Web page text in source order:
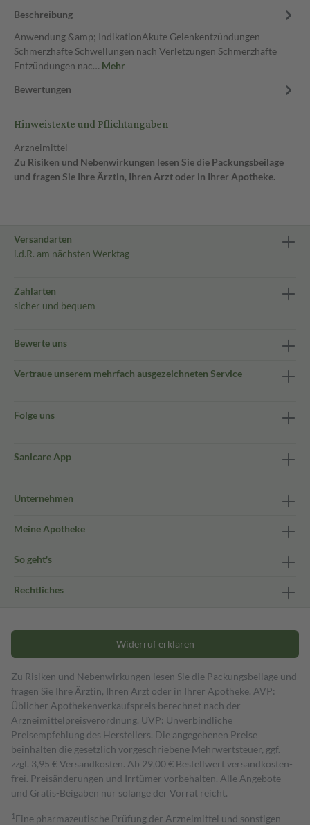
Beschreibung
Anwendung &amp; IndikationAkute Gelenkentzündungen
Schmerzhafte Schwellungen nach Verletzungen Schmerzhafte
Entzündungen nac… Mehr
Bewertungen
Hinweistexte und Pflichtangaben
Arzneimittel
Zu Risiken und Nebenwirkungen lesen Sie die Packungsbeilage
und fragen Sie Ihre Ärztin, Ihren Arzt oder in Ihrer Apotheke.
Versandarten
i.d.R. am nächsten Werktag
Zahlarten
sicher und bequem
Bewerte uns
Vertraue unserem mehrfach ausgezeichneten Service
Folge uns
Sanicare App
Unternehmen
Meine Apotheke
So geht's
Rechtliches
Widerruf erklären
Zu Risiken und Nebenwirkungen lesen Sie die Packungsbeilage und
fragen Sie Ihre Ärztin, Ihren Arzt oder in Ihrer Apotheke. AVP:
Üblicher Apothekenverkaufspreis berechnet nach der
Arzneimittelpreisverordnung. UVP: Unverbindliche
Preisempfehlung des Herstellers. Die angegebenen Preise
beinhalten die gesetzlich vorgeschriebene Mehrwertsteuer, ggf.
zzgl. 3,95 € Versandkosten. Ab 29,00 € Bestell­wert versand­kosten­
frei. Preisänderungen und Irrtümer vorbehalten. Alle Angebote
und Gratis-Beigaben nur solange der Vorrat reicht.
1 Eine pharmazeutische Prüfung der Arzneimittel und sonstigen